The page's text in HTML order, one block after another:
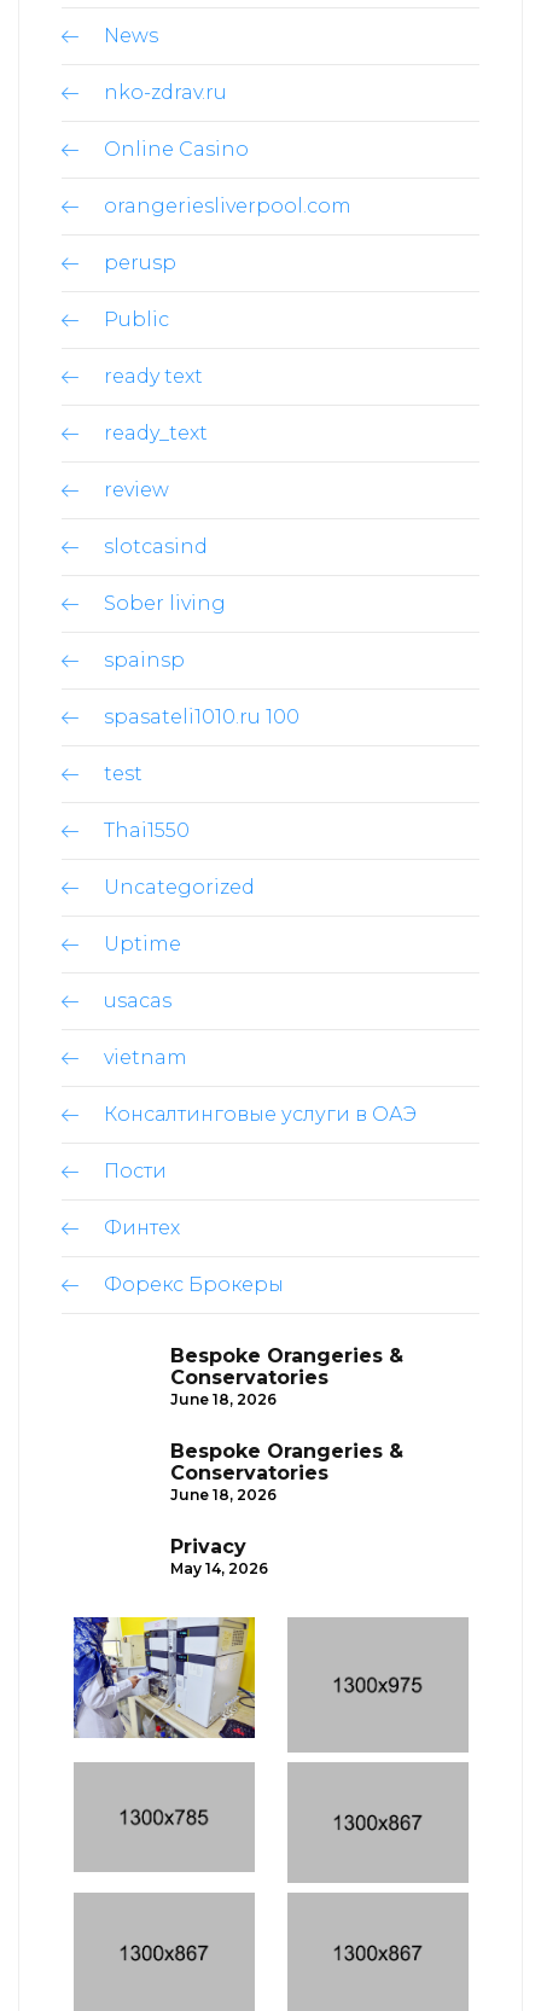
News
nko-zdrav.ru
Online Casino
orangeriesliverpool.com
perusp
Public
ready text
ready_text
review
slotcasind
Sober living
spainsp
spasateli1010.ru 100
test
Thai1550
Uncategorized
Uptime
usacas
vietnam
Консалтинговые услуги в ОАЭ
Пости
Финтех
Форекс Брокеры
Bespoke Orangeries &
Conservatories
June 18, 2026
Bespoke Orangeries &
Conservatories
June 18, 2026
Privacy
May 14, 2026